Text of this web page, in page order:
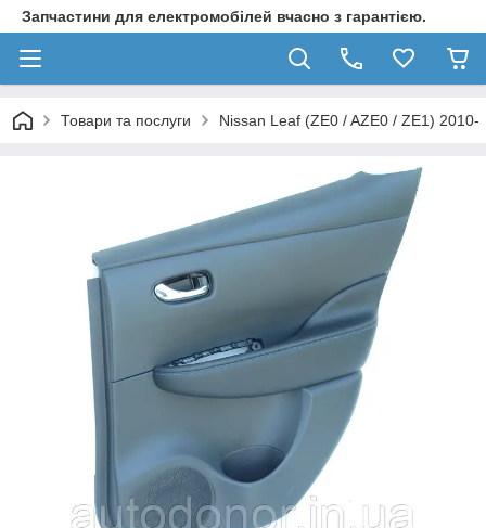
Запчастини для електромобілей вчасно з гарантією.
Товари та послуги Nissan Leaf (ZE0 / AZE0 / ZE1) 2010-